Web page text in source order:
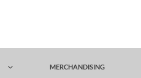
MERCHANDISING